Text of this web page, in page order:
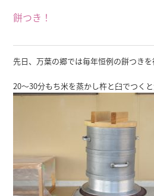
餅つき！
先日、万葉の郷では毎年恒例の餅つきを
20～30分もち米を蒸かし杵と臼でつく